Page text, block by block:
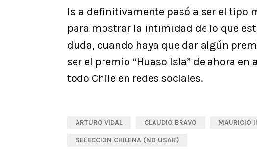
Isla definitivamente pasó a ser el tipo
para mostrar la intimidad de lo que
duda, cuando haya que dar algún
ser el premio “Huaso Isla” de ahora
todo Chile en redes sociales.
ARTURO VIDAL CLAUDIO BRAVO MAURICIO
SELECCION CHILENA (NO USAR)